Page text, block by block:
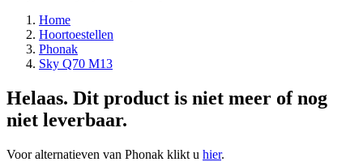
Home
Hoortoestellen
Phonak
Sky Q70 M13
Helaas. Dit product is niet meer of nog
niet leverbaar.
Voor alternatieven van Phonak klikt u hier.